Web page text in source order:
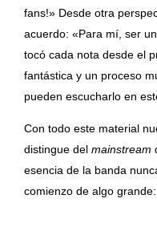
fans!» Desde otra
acuerdo: «Para mí, ser
tocó cada nota desde el
fantástica y un proceso
pueden escucharlo en
Con todo este material
distingue del mainstream
esencia de la banda
comienzo de algo